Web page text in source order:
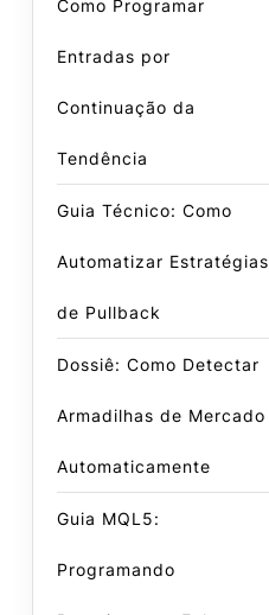
Como Programar
Entradas por
Continuação da
Tendência
Guia Técnico: Como
Automatizar Estratégias
de Pullback
Dossiê: Como Detectar
Armadilhas de Mercado
Automaticamente
Guia MQL5:
Programando